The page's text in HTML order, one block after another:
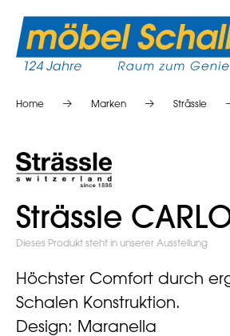
Home Marken Strässle
Strässle
Dieses Produkt steht in unserer Ausstellung
Höchster Comfort durch
Schalen Konstruktion.
Design: Maranella